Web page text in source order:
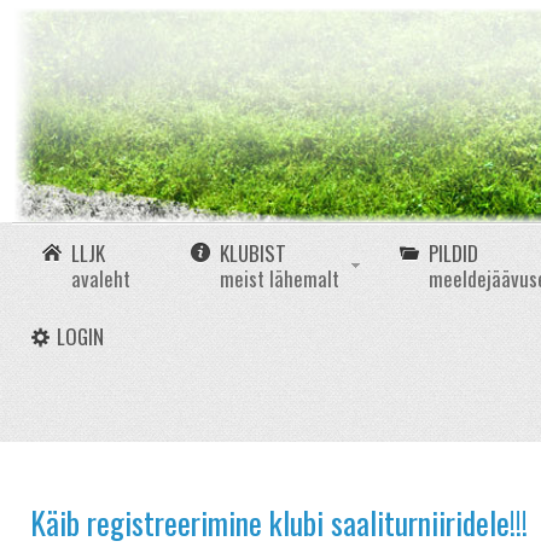
LLJK
avaleht
KLUBIST
meist lähemalt
PILDID
LOGIN
Käib registreerimine klubi saaliturniiridele!!!